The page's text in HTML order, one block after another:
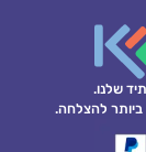
שלנו.
להצלחה.